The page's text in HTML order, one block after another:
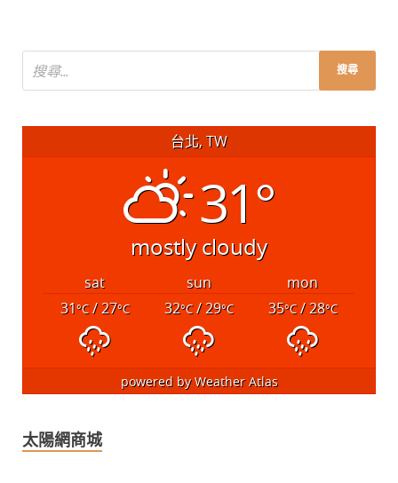
台北, TW
31°
mostly cloudy
sat sun
mon
31°C/ 27°C 32°C/ 29°C 35°C/ 28°C
powered byWeather Atlas
太陽網商城